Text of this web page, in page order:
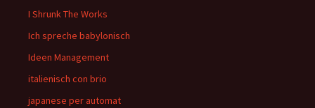
I Shrunk The Works
Ich spreche babylonisch
Ideen Management
italienisch con brio
japanese per automat